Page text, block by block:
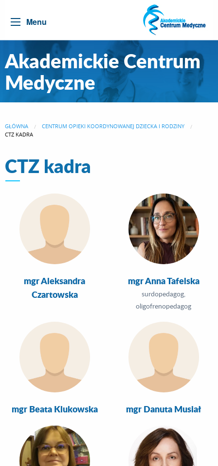
Menu
Akademickie Centrum
Medyczne
GŁÓWNA
CENTRUM OPIEKI KOORDYNOWANEJ DZIECKA I RODZINY
CURRENT:
CTZ KADRA
CTZ kadra
mgr Aleksandra
Czartowska
mgr Anna Tafelska
surdopedagog,
oligofrenopedagog
mgr Beata Klukowska mgr Danuta Musiał